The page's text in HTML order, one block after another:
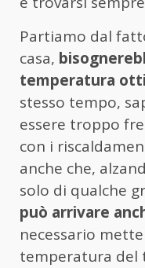
Partiamo dal
casa,
temperatura
stesso tempo,
essere troppo
con i
anche che,
solo di qualche
può arrivare
necessario
temperatura del